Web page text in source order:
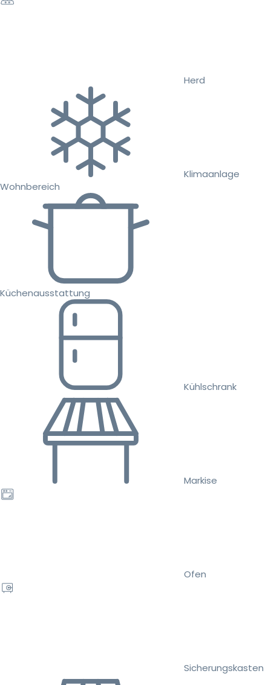
Herd
Klimaanlage
Wohnbereich
Küchenausstattung
Kühlschrank
Markise
Ofen
Sicherungskasten